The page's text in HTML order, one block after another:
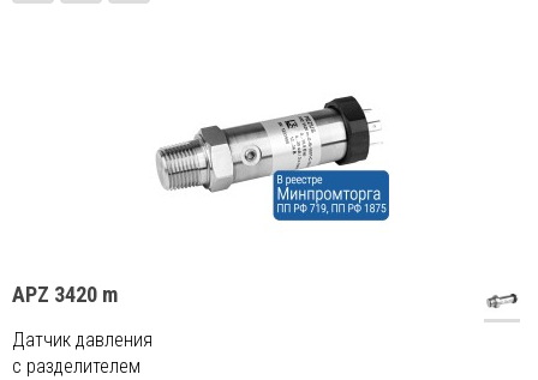
APZ 3420 m
Датчик давления
с разделителем